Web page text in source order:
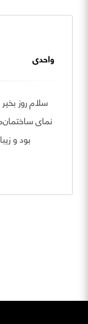
واحدی
سلام روز
نمای
بود و